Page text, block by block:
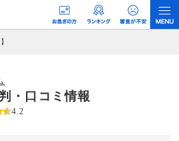
れるという収益モデルです。 ただし、特定の
、当編集部の調査／ユーザーへの口コミ収集な
提供を行っています。
・口コミ情報
4.2